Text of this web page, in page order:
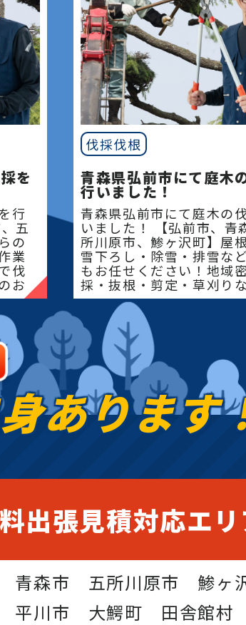
を
行
五
の
業
伐
お
伐採伐根
青森県弘前市にて庭木
行いました！
青森県弘前市にて庭木の
いました！ 【弘前市、青
所川原市、鯵ヶ沢町】屋
雪下ろし・除雪・排雪な
もお任せください！地域
採・抜根・剪定・草刈り
庭のこと、造園・
あります
出張見積対応エ
青森市 五所川原市 鯵ヶ
平川市 大鰐町 田舎館村